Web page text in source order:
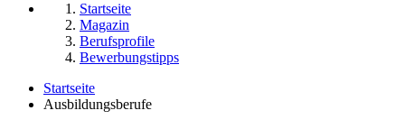
Startseite
Magazin
Berufsprofile
Bewerbungstipps
Startseite
Ausbildungsberufe